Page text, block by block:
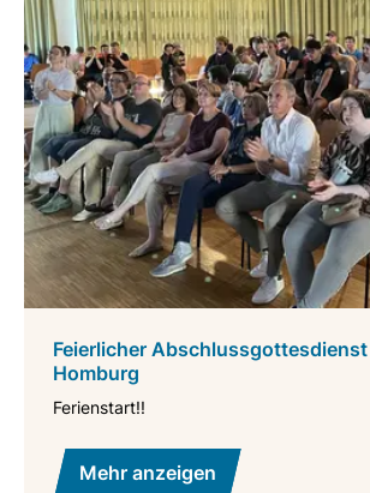
Feierlicher Abschlussgottesdienst
Homburg
Ferienstart!!
Mehr anzeigen